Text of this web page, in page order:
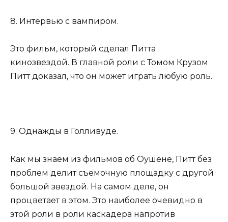
8. Интервью с вампиром.
Это фильм, который сделал Питта
кинозвездой. В главной роли с Томом Крузом
Питт доказал, что он может играть любую роль.
9. Однажды в Голливуде.
Как мы знаем из фильмов об Оушене, Питт без
проблем делит съемочную площадку с другой
большой звездой. На самом деле, он
процветает в этом. Это наиболее очевидно в
этой роли в роли каскадера напротив